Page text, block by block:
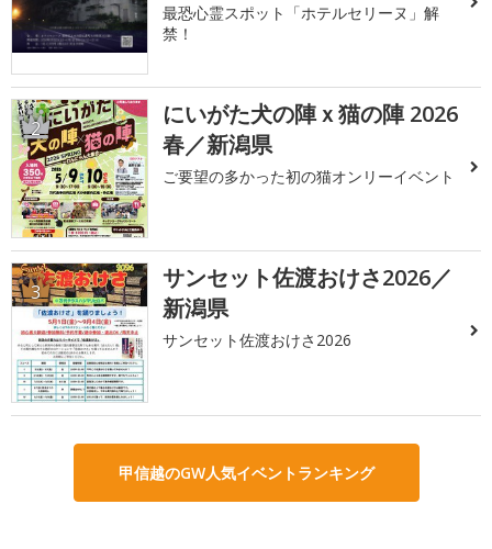
最恐心霊スポット「ホテルセリーヌ」解
禁！
2
にいがた犬の陣ｘ猫の陣 2026
春／新潟県
ご要望の多かった初の猫オンリーイベント
3
サンセット佐渡おけさ2026／
新潟県
サンセット佐渡おけさ2026
甲信越のGW人気イベントランキング